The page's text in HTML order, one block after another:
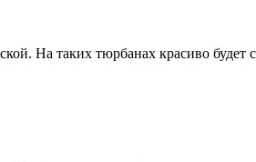
На таких тюрбанах красиво будет